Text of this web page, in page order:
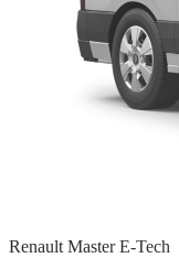
Renault Master E-Tech